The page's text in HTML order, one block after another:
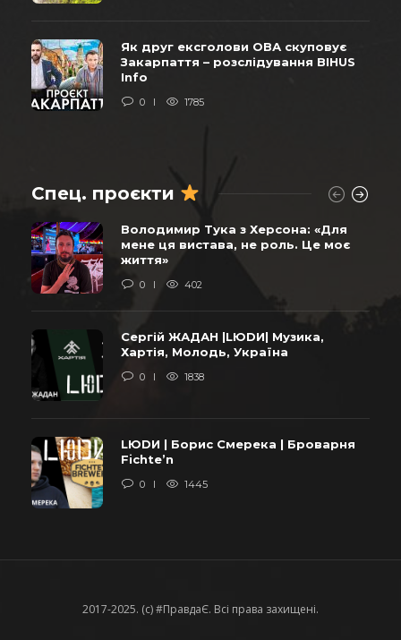
Як друг ексголови ОВА скуповує
Закарпаття – розслідування BIHUS
Info
0 1785
Спец. проєкти
Володимир Тука з Херсона: «Для
мене ця вистава, не роль. Це моє
життя»
0 402
Сергій ЖАДАН |LЮDИ| Музика,
Хартія, Молодь, Україна
0 1838
LЮDИ | Борис Смерека | Броварня
Fichte’n
0 1445
2017-2025. (c) #ПравдаЄ. Всі права захищені.